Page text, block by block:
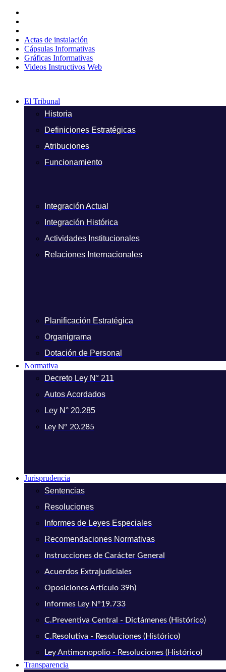
contenido
Actas de instalación
Cápsulas Informativas
Gráficas Informativas
Videos Instructivos Web
El Tribunal
Historia
Definiciones Estratégicas
Atribuciones
Funcionamiento
Integración Actual
Integración Histórica
Actividades Institucionales
Relaciones Internacionales
Planificación Estratégica
Organigrama
Dotación de Personal
Normativa
Decreto Ley N° 211
Autos Acordados
Ley N° 20.285
Ley N° 20.285
Jurisprudencia
Sentencias
Resoluciones
Informes de Leyes Especiales
Recomendaciones Normativas
Instrucciones de Carácter General
Acuerdos Extrajudiciales
Oposiciones Artículo 39h)
Informes Ley N°19.733
C.Preventiva Central - Dictámenes (Histórico)
C.Resolutiva - Resoluciones (Histórico)
Ley Antimonopolio - Resoluciones (Histórico)
Transparencia